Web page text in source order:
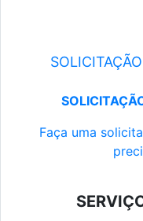
Faça uma